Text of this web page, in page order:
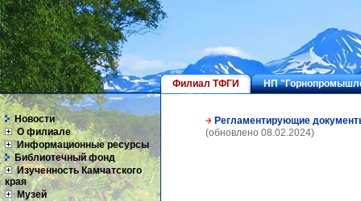
Филиал ТФГИ НП
Новости
О филиале
Информационные ресурсы
Библиотечный фонд
Изученность Камчатского
края
Музей
Регламентирующие
(обновлено 08.02.2024)